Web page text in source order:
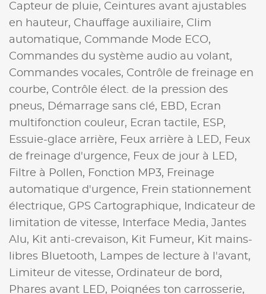
Capteur de pluie, Ceintures avant ajustables
en hauteur, Chauffage auxiliaire, Clim
automatique, Commande Mode ECO,
Commandes du système audio au volant,
Commandes vocales, Contrôle de freinage en
courbe, Contrôle élect. de la pression des
pneus,
Démarrage sans clé, EBD, Ecran
multifonction couleur, Ecran tactile, ESP,
Essuie-glace arrière, Feux arrière à LED, Feux
de freinage d'urgence, Feux de jour à LED,
Filtre à Pollen, Fonction MP3, Freinage
automatique d'urgence, Frein stationnement
électrique, GPS Cartographique,
Indicateur de
limitation de vitesse,
Interface Media, Jantes
Alu, Kit anti-crevaison, Kit Fumeur, Kit mains-
libres Bluetooth,
Lampes de lecture à l'avant,
Limiteur de vitesse, Ordinateur de bord,
Phares avant LED, Poignées ton carrosserie,